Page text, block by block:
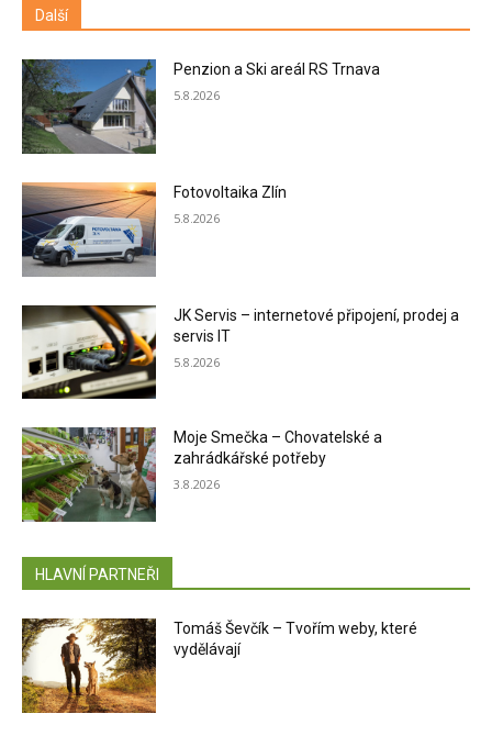
Další
Penzion a Ski areál RS Trnava
5.8.2026
Fotovoltaika Zlín
5.8.2026
JK Servis – internetové připojení, prodej a
servis IT
5.8.2026
Moje Smečka – Chovatelské a
zahrádkářské potřeby
3.8.2026
HLAVNÍ PARTNEŘI
Tomáš Ševčík – Tvořím weby, které
vydělávají